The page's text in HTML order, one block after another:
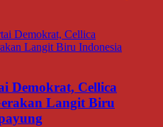
Demokrat, Cellica
Langit Biru